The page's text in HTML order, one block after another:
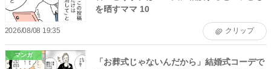
を晒すママ 10
2026/08/08 19:35 クリップ
マンガ
「お葬式じゃないんだから」結婚式コーデで